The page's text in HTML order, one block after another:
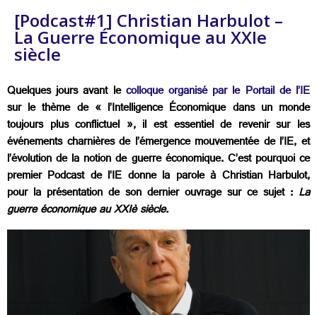
[Podcast#1] Christian Harbulot –
La Guerre Économique au XXIe
siècle
Quelques jours avant lecolloque organisé par le Portail de l’IE
sur le thème de « l’Intelligence Économique dans un monde
toujours plus conflictuel », il est essentiel de revenir sur les
événements charnières de l’émergence mouvementée de l’IE, et
l’évolution de la notion de guerre économique. C’est pourquoi ce
premier Podcast de l’IE donne la parole à Christian Harbulot,
pour la présentation de son dernier ouvrage sur ce sujet : La
guerre économique au XXIè siècle.